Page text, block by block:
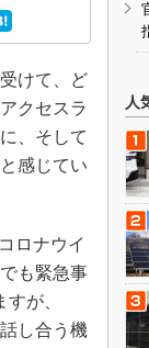
けて、ど
クセスラ
、そして
感じてい
ロナウイ
も緊急事
が、
し合う機
人